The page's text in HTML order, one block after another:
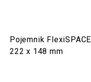
Pojemnik FlexiSPACE
222 x 148 mm